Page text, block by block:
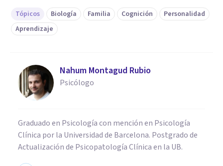
Tópicos Biología Familia Cognición
Personalidad
Aprendizaje
Nahum Montagud Rubio
Psicólogo
Graduado en Psicología con mención en Psicología
Clínica por la Universidad de Barcelona. Postgrado de
Actualización de Psicopatología Clínica en la UB.